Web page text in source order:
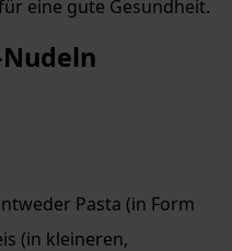
eine gute Gesundheit.
Pasta (in Form
(in kleineren,